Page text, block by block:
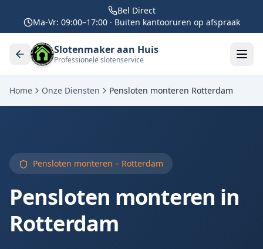
Bel Direct
Ma-Vr: 09:00–17:00 · Buiten kantooruren op afspraak
Slotenmaker aan Huis
Professionele slotenservice
Home Onze Diensten Pensloten monteren Rotterdam
Pensloten monteren – Rotterdam
Pensloten monteren in
Rotterdam